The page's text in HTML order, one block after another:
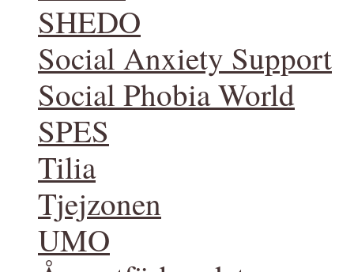
SHEDO
Social Anxiety Support
Social Phobia World
SPES
Tilia
Tjejzonen
UMO